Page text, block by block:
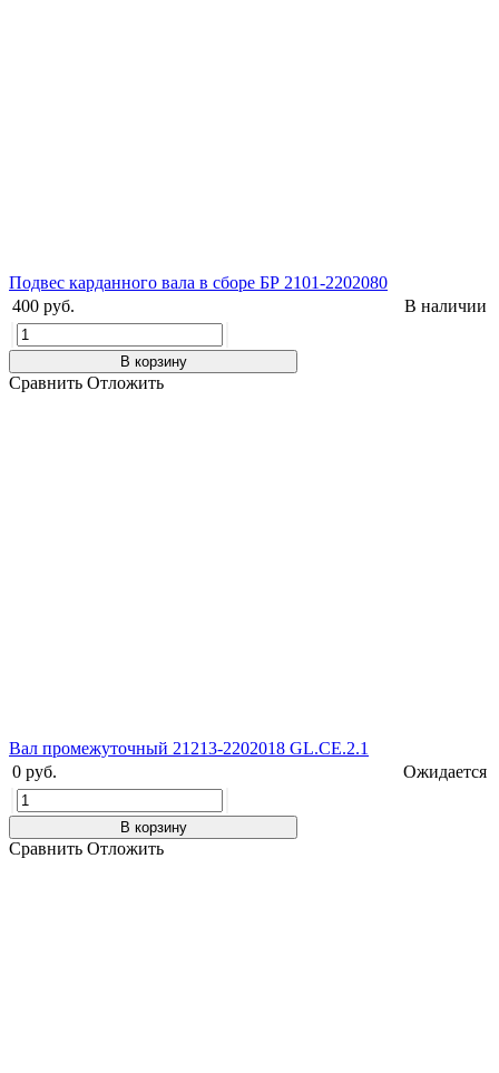
Подвес карданного вала в сборе БР 2101-2202080
400 руб.
В наличии
В корзину
Сравнить Отложить
Вал промежуточный 21213-2202018 GL.CE.2.1
0 руб.
Ожидается
В корзину
Сравнить Отложить